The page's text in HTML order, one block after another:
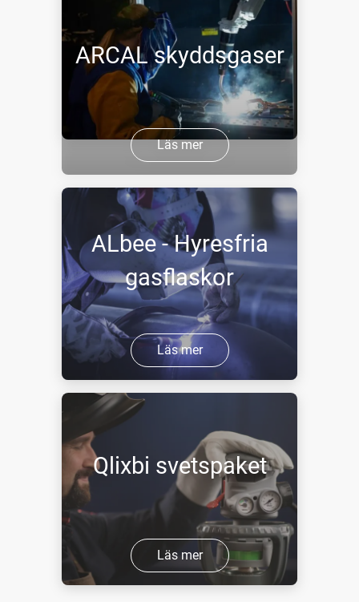
ARCAL skyddsgaser
Läs mer
ALbee - Hyresfria
gasflaskor
Läs mer
Qlixbi svetspaket
Läs mer